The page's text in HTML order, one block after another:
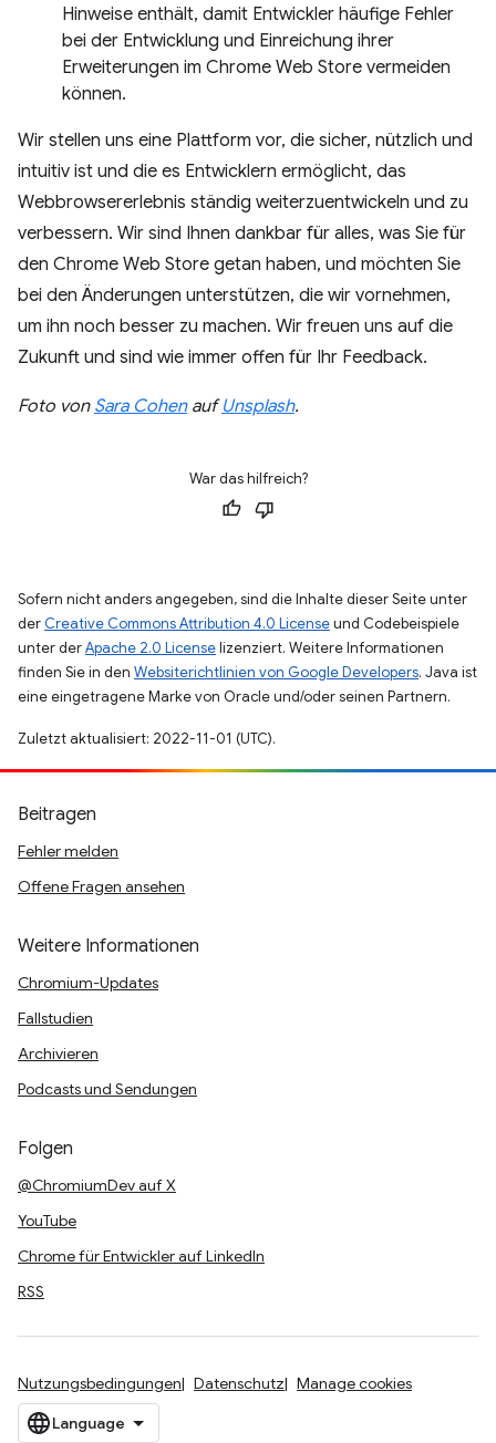
Hinweise enthält, damit Entwickler häufige Fehler
bei der Entwicklung und Einreichung ihrer
Erweiterungen im Chrome Web Store vermeiden
können.
Wir stellen uns eine Plattform vor, die sicher, nützlich und
intuitiv ist und die es Entwicklern ermöglicht, das
Webbrowsererlebnis ständig weiterzuentwickeln und zu
verbessern. Wir sind Ihnen dankbar für alles, was Sie für
den Chrome Web Store getan haben, und möchten Sie
bei den Änderungen unterstützen, die wir vornehmen,
um ihn noch besser zu machen. Wir freuen uns auf die
Zukunft und sind wie immer offen für Ihr Feedback.
Foto von Sara CohenaufUnsplash.
War das hilfreich?
Sofern nicht anders angegeben, sind die Inhalte dieser Seite unter
der Creative Commons Attribution 4.0 Licenseund Codebeispiele
unter derApache 2.0 Licenselizenziert. Weitere Informationen
finden Sie in den Websiterichtlinien von Google Developers. Java ist
eine eingetragene Marke von Oracle und/oder seinen Partnern.
Zuletzt aktualisiert: 2022-11-01 (UTC).
Beitragen
Fehler melden
Offene Fragen ansehen
Weitere Informationen
Chromium-Updates
Fallstudien
Archivieren
Podcasts und Sendungen
Folgen
@ChromiumDev auf X
YouTube
Chrome für Entwickler auf LinkedIn
RSS
Nutzungsbedingungen Datenschutz Manage cookies